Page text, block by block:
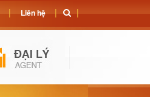
Liên hệ